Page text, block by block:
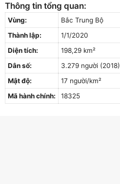
Thông tin tổng quan:
Vùng:
Bắc Trung Bộ
Thành lập:
1/1/2020
Diện tích:
198,29 km²
Dân số:
3.279 người (2018)
Mật độ:
17 người/km²
Mã hành chính:
18325